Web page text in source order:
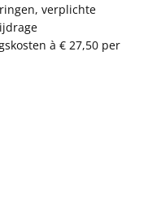
verplichte
à € 27,50 per